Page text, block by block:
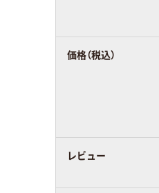
価格（税込）
レビュー